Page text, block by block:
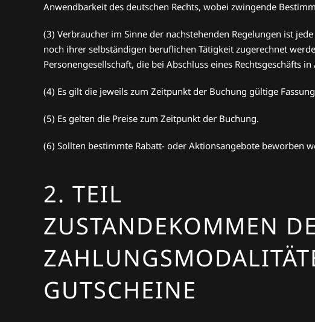
Anwendbarkeit des deutschen Rechts, wobei zwingende
(3) Verbraucher im Sinne der nachstehenden Regelungen ist
noch ihrer selbständigen beruflichen Tätigkeit zugerechnet
Personengesellschaft, die bei Abschluss eines Rechtsgeschäfts
(4) Es gilt die jeweils zum Zeitpunkt der Buchung gültige
(5) Es gelten die Preise zum Zeitpunkt der Buchung.
(6) Sollten bestimmte Rabatt- oder Aktionsangebote beworben
2. TEIL
ZUSTANDEKOMMEN
GUTSCHEINE